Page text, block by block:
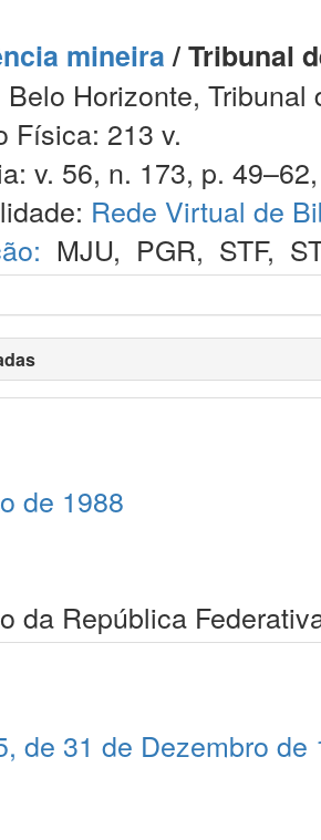
mineira/ Tribunal
Horizonte,
Física: 213 v.
v. 56, n. 173, p.
Rede Virtual de
MJU, PGR, STF,
de 1988
da República
de 31 de Dezembro de